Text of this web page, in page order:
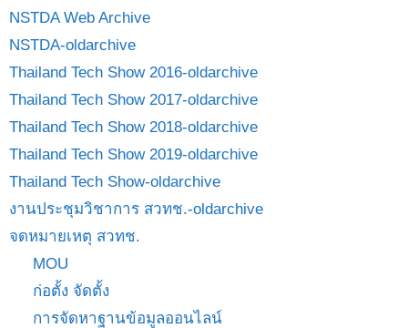
NSTDA Web Archive
NSTDA-oldarchive
Thailand Tech Show 2016-oldarchive
Thailand Tech Show 2017-oldarchive
Thailand Tech Show 2018-oldarchive
Thailand Tech Show 2019-oldarchive
Thailand Tech Show-oldarchive
งานประชุมวิชาการ สวทช.-oldarchive
จดหมายเหตุ สวทช.
MOU
ก่อตั้ง จัดตั้ง
การจัดหาฐานข้อมูลออนไลน์